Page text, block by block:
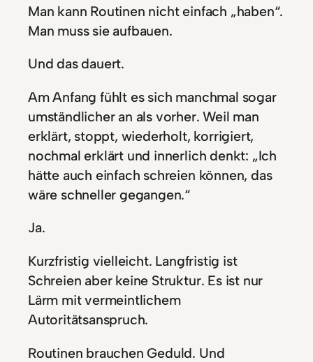
Man kann Routinen nicht einfach „haben“.
Man muss sie aufbauen.
Und das dauert.
Am Anfang fühlt es sich manchmal sogar
umständlicher an als vorher. Weil man
erklärt, stoppt, wiederholt, korrigiert,
nochmal erklärt und innerlich denkt: „Ich
hätte auch einfach schreien können, das
wäre schneller gegangen.“
Ja.
Kurzfristig vielleicht. Langfristig ist
Schreien aber keine Struktur. Es ist nur
Lärm mit vermeintlichem
Autoritätsanspruch.
Routinen brauchen Geduld. Und